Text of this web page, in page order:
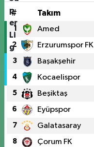
# Takım
1 Amed
2 Erzurumspor FK
3 Başakşehir
4 Kocaelispor
5 Beşiktaş
6 Eyüpspor
7 Galatasaray
8 Çorum FK